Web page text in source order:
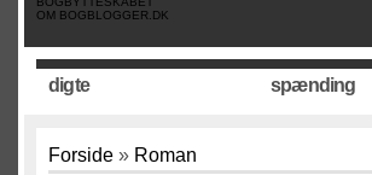
OM BOGBLOGGER.DK
digte spænding
Forside » Roman